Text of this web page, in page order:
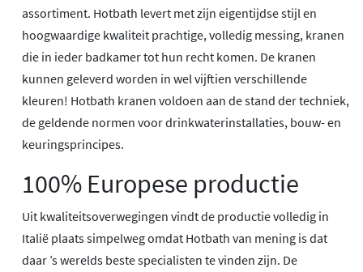
assortiment. Hotbath levert met zijn eigentijdse stijl en
hoogwaardige kwaliteit prachtige, volledig messing, kranen
die in ieder badkamer tot hun recht komen. De kranen
kunnen geleverd worden in wel vijftien verschillende
kleuren! Hotbath kranen voldoen aan de stand der techniek,
de geldende normen voor drinkwaterinstallaties, bouw- en
keuringsprincipes.
100% Europese productie
Uit kwaliteitsoverwegingen vindt de productie volledig in
Italië plaats simpelweg omdat Hotbath van mening is dat
daar ’s werelds beste specialisten te vinden zijn. De